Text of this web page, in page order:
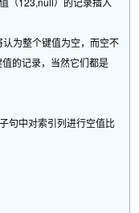
认为整个键值为空，而空不
的记录，当然它们都是
中对索引列进行空值比